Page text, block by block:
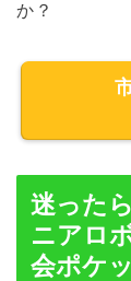
か？
迷った
ニアロ
会ポケ